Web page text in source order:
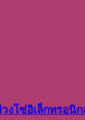
งโซ่อิเล็กทรอ